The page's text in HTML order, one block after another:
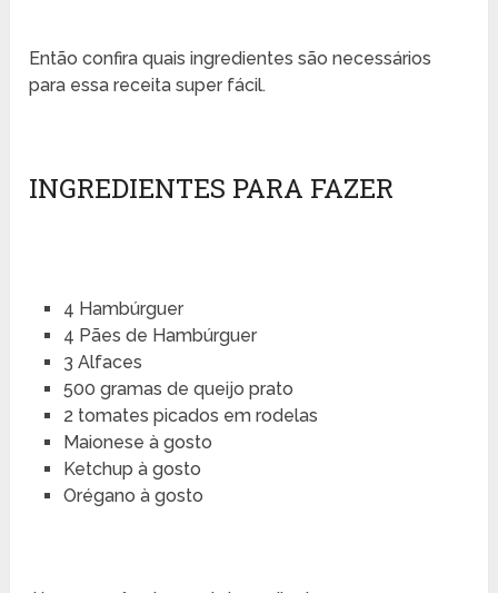
Então confira quais ingredientes são necessários
para essa receita super fácil.
INGREDIENTES PARA FAZER
4 Hambúrguer
4 Pães de Hambúrguer
3 Alfaces
500 gramas de queijo prato
2 tomates picados em rodelas
Maionese à gosto
Ketchup à gosto
Orégano à gosto